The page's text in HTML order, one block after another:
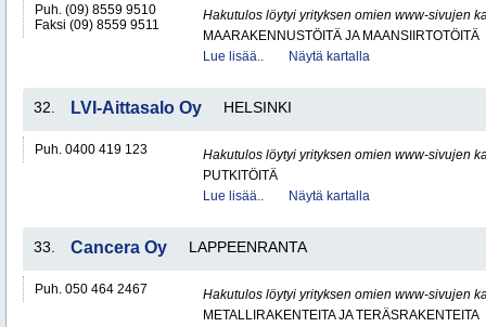
Puh. (09) 8559 9510
Faksi (09) 8559 9511
Hakutulos löytyi yrityksen omien www-sivujen
MAARAKENNUSTÖITÄ JA MAANSIIRTOTÖITÄ
Lue lisää..
Näytä kartalla
32. LVI-Aittasalo Oy HELSINKI
Puh. 0400 419 123
Hakutulos löytyi yrityksen omien www-sivujen
PUTKITÖITÄ
Lue lisää..
Näytä kartalla
33. Cancera Oy LAPPEENRANTA
Puh. 050 464 2467
Hakutulos löytyi yrityksen omien www-sivujen
METALLIRAKENTEITA JA TERÄSRAKENTEITA